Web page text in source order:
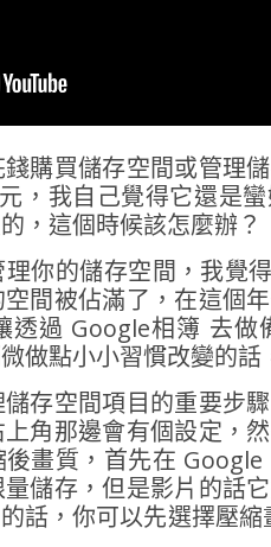
購買儲存空間或管理
，我自己覺得它還是
，這個時候該怎麼辦？
你的儲存空間，我覺
間被佔滿了，在這個
透過 Google相簿 去
做點小小習慣改變的
存空間項目的重要步
角那邊會有個設定，
畫質，首先在
儲存，但是影片的話
話，你可以先選擇壓